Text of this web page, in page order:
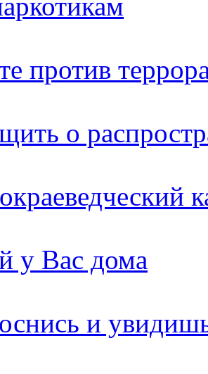
против
о
у Вас дома
и